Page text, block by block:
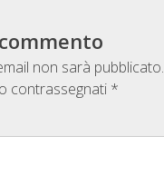
non sarà pubblicato.
contrassegnati *